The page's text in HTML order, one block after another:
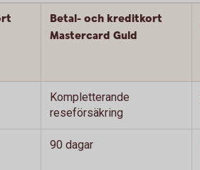
Betal- och kreditkort
Mastercard Guld
Kompletterande
reseförsäkring
90 dagar